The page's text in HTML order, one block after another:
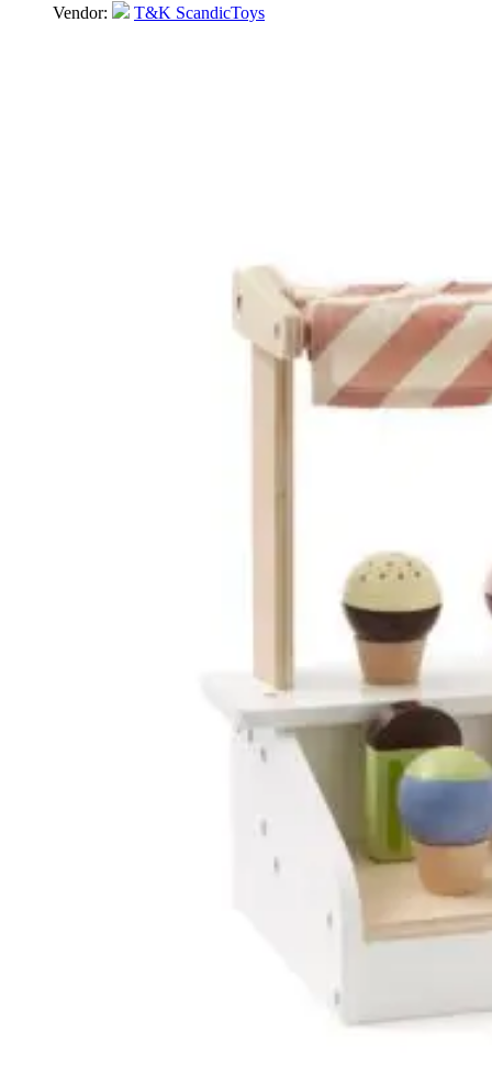
Vendor: T&K ScandicToys